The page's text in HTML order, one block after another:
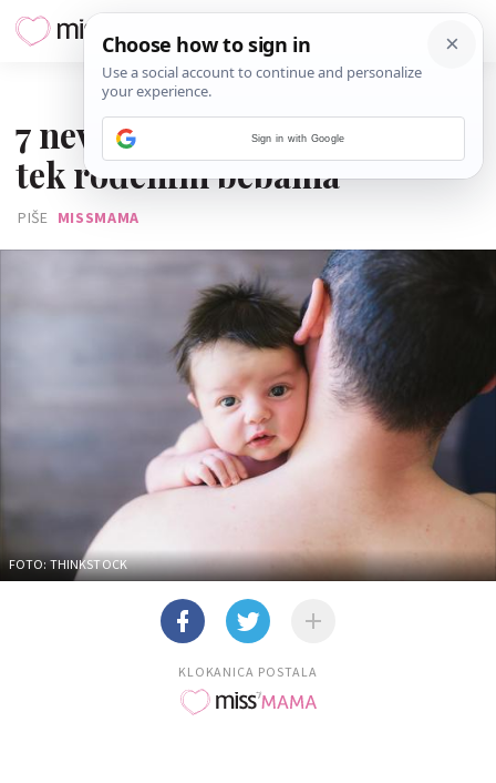
7 nevjerojatnih činjenica o
tek rođenim bebama
PIŠE MISSMAMA
FOTO: THINKSTOCK
KLOKANICA POSTALA
Sign in with Google